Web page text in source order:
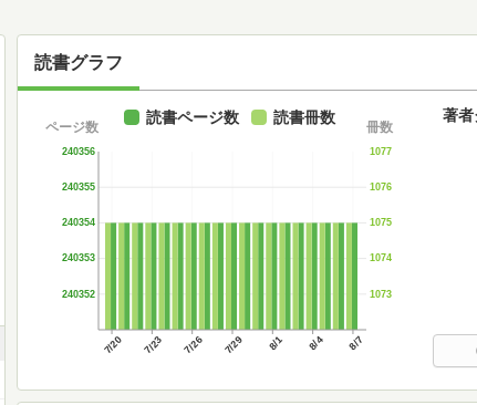
読書グラフ
7/20 7/23 7/26 7/29 8/1 8/4 8/7
240352
240353
240354
240355
240356
ページ数
1073
1074
1075
1076
1077
冊数
読書ページ数 読書冊数 著者